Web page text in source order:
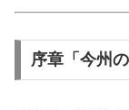
序章「今州